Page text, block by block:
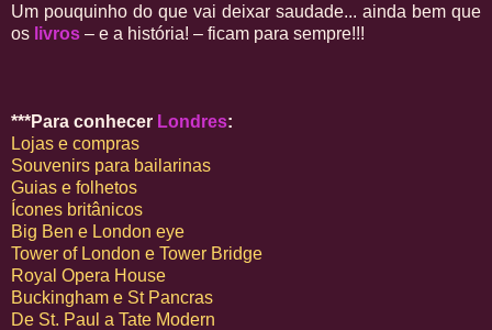
Um pouquinho do que vai deixar saudade... ainda bem que
os livros – e a história! – ficam para sempre!!!
***Para conhecer Londres:
Lojas e compras
Souvenirs para bailarinas
Guias e folhetos
Ícones britânicos
Big Ben e London eye
Tower of London e Tower Bridge
Royal Opera House
Buckingham e St Pancras
De St. Paul a Tate Modern